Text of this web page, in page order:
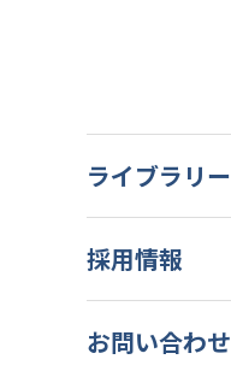
ライブラリー
採用情報
お問い合わせ